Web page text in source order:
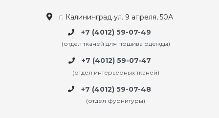
г. Калининград ул. 9 апреля, 50А
+7 (4012) 59-07-49
(отдел тканей для пошива одежды)
+7 (4012) 59-07-47
(отдел интерьерных тканей)
+7 (4012) 59-07-48
(отдел фурнитуры)